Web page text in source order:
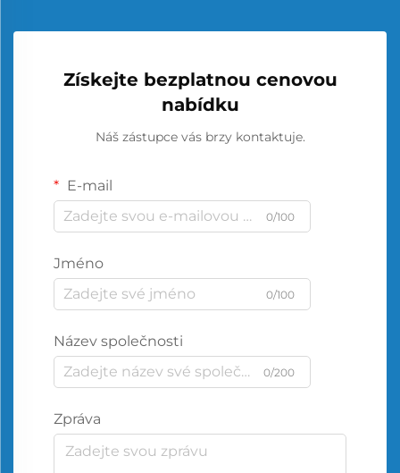
Získejte bezplatnou cenovou
nabídku
Náš zástupce vás brzy kontaktuje.
E-mail
0/100
Jméno
0/100
Název společnosti
0/200
Zpráva